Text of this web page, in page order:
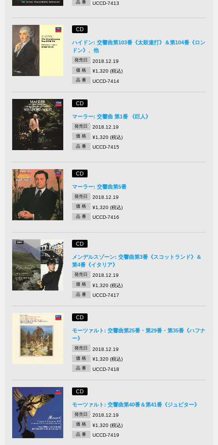
品 番 UCCD-7413
CD
ハイドン: 交響曲第103番《太鼓連打》＆第104番《ロン
ドン》、他
発売日 2018.12.19
価 格 ¥1,320 (税込)
品 番 UCCD-7414
CD
マーラー: 交響曲 第1番 《巨人》
発売日 2018.12.19
価 格 ¥1,320 (税込)
品 番 UCCD-7415
CD
マーラー: 交響曲第5番
発売日 2018.12.19
価 格 ¥1,320 (税込)
品 番 UCCD-7416
CD
メンデルスゾーン: 交響曲第3番《スコットランド》＆
第4番《イタリア》
発売日 2018.12.19
価 格 ¥1,320 (税込)
品 番 UCCD-7417
CD
モーツァルト: 交響曲第25番・第29番・第35番《ハフナ
ー》
発売日 2018.12.19
価 格 ¥1,320 (税込)
品 番 UCCD-7418
CD
モーツァルト: 交響曲第40番＆第41番《ジュピター》
発売日 2018.12.19
価 格 ¥1,320 (税込)
品 番 UCCD-7419